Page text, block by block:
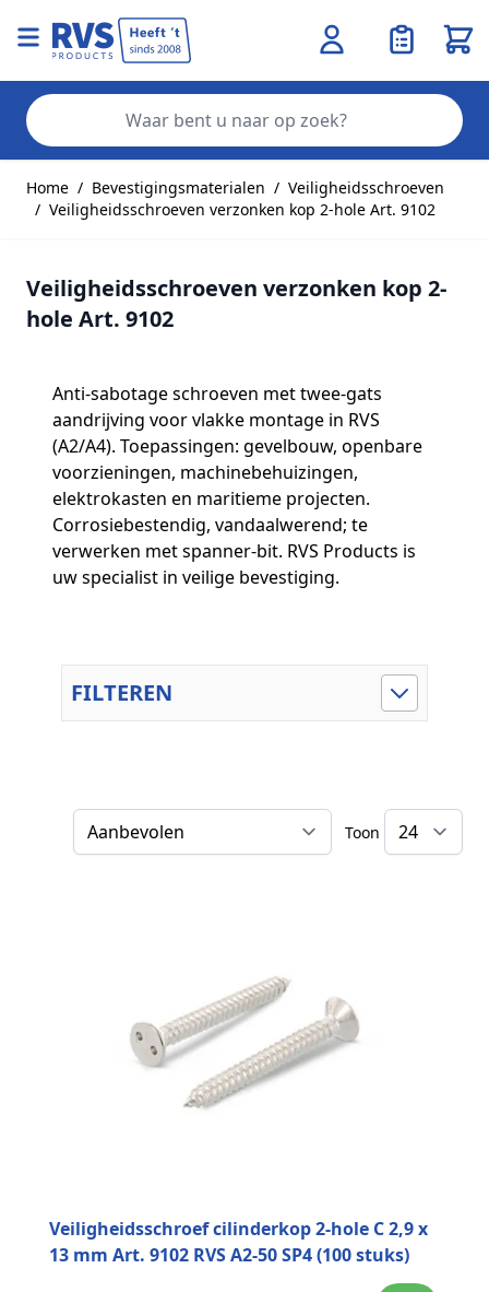
Home / Bevestigingsmaterialen / Veiligheidsschroeven
/ Veiligheidsschroeven verzonken kop 2-hole Art. 9102
Veiligheidsschroeven verzonken kop 2-
hole Art. 9102
Anti‑sabotage schroeven met twee‑gats
aandrijving voor vlakke montage in RVS
(A2/A4). Toepassingen: gevelbouw, openbare
voorzieningen, machinebehuizingen,
elektrokasten en maritieme projecten.
Corrosiebestendig, vandaalwerend; te
verwerken met spanner‑bit. RVS Products is
uw specialist in veilige bevestiging.
FILTEREN
Sorteer op
Toon
Veiligheidsschroef cilinderkop 2-hole C 2,9 x
13 mm Art. 9102 RVS A2-50 SP4 (100 stuks)